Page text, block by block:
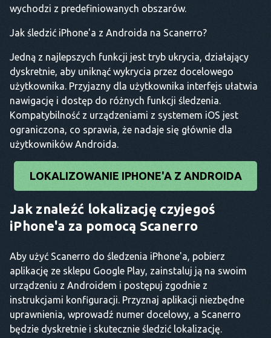
wychodzi z predefiniowanych obszarów.
Jak śledzić iPhone'a z Androida na Scanerro?
Jedną z najlepszych funkcji jest tryb ukrycia, działający
dyskretnie, aby uniknąć wykrycia przez docelowego
użytkownika. Przyjazny dla użytkownika interfejs ułatwia
nawigację i dostęp do różnych funkcji śledzenia.
Kompatybilność z urządzeniami z systemem iOS jest
ograniczona, co sprawia, że nadaje się głównie dla
użytkowników Androida.
LOKALIZOWANIE IPHONE'A Z ANDROIDA
Jak znaleźć lokalizację czyjegoś
iPhone'a za pomocą Scanerro
Aby użyć Scanerro do śledzenia iPhone'a, pobierz
aplikację ze sklepu Google Play, zainstaluj ją na swoim
urządzeniu z Androidem i postępuj zgodnie z
instrukcjami konfiguracji. Przyznaj aplikacji niezbędne
uprawnienia, wprowadź numer docelowy, a Scanerro
będzie dyskretnie i skutecznie śledzić lokalizację.